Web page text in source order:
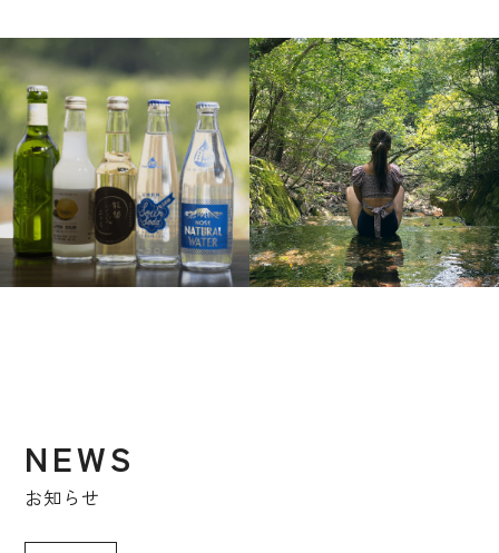
NEWS
お知らせ